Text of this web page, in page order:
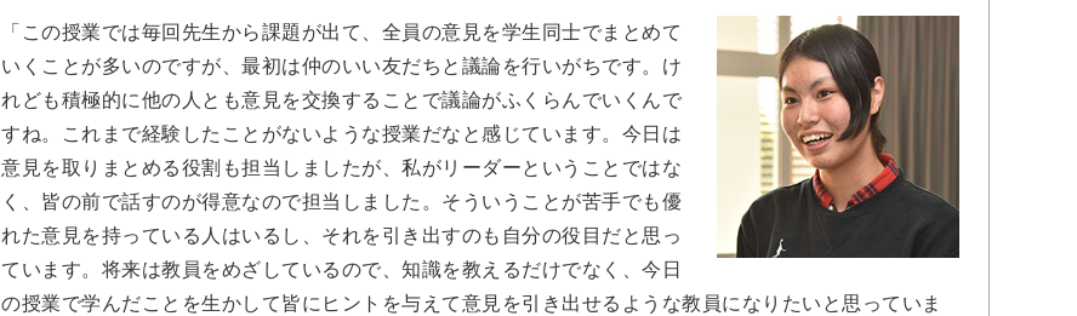
「この授業では毎回先生から課題が出て、全員の意見を学生同士でまとめて
いくことが多いのですが、最初は仲のいい友だちと議論を行いがちです。け
れども積極的に他の人とも意見を交換することで議論がふくらんでいくんで
すね。これまで経験したことがないような授業だなと感じています。今日は
意見を取りまとめる役割も担当しましたが、私がリーダーということではな
く、皆の前で話すのが得意なので担当しました。そういうことが苦手でも優
れた意見を持っている人はいるし、それを引き出すのも自分の役目だと思っ
ています。将来は教員をめざしているので、知識を教えるだけでなく、今日
の授業で学んだことを生かして皆にヒントを与えて意見を引き出せるような教員になりたいと思っていま